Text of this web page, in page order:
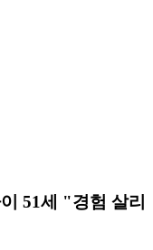
51세 "경험 살리